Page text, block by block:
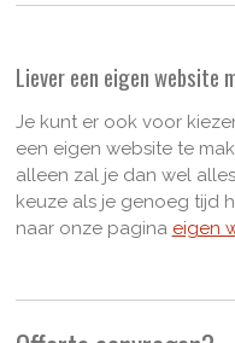
Liever een eigen website
Je kunt er ook voor
een eigen website te
alleen zal je dan wel
keuze als je genoeg tijd
naar onze pagina eigen